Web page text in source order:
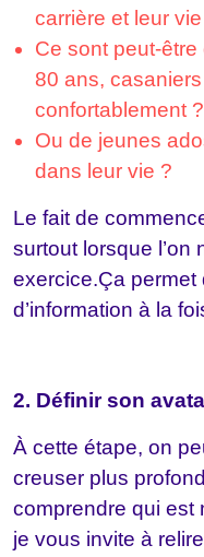
carrière et leur
Ce sont peut-
80 ans,
confortablement ?
Ou de jeunes
dans leur vie ?
Le fait de
surtout lorsque l’on
exercice.Ça permet
d’information à la
2. Définir son
À cette étape, on
creuser plus
comprendre qui est
je vous invite à relire